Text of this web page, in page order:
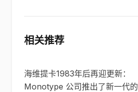
相关推荐
海维提卡1983年后再迎更新：
Monotype 公司推出了新一代的